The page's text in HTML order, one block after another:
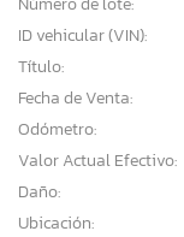
ID vehicular (VIN):
Título:
Fecha de Venta:
Odómetro:
Valor Actual Efectivo:
Daño:
Ubicación: